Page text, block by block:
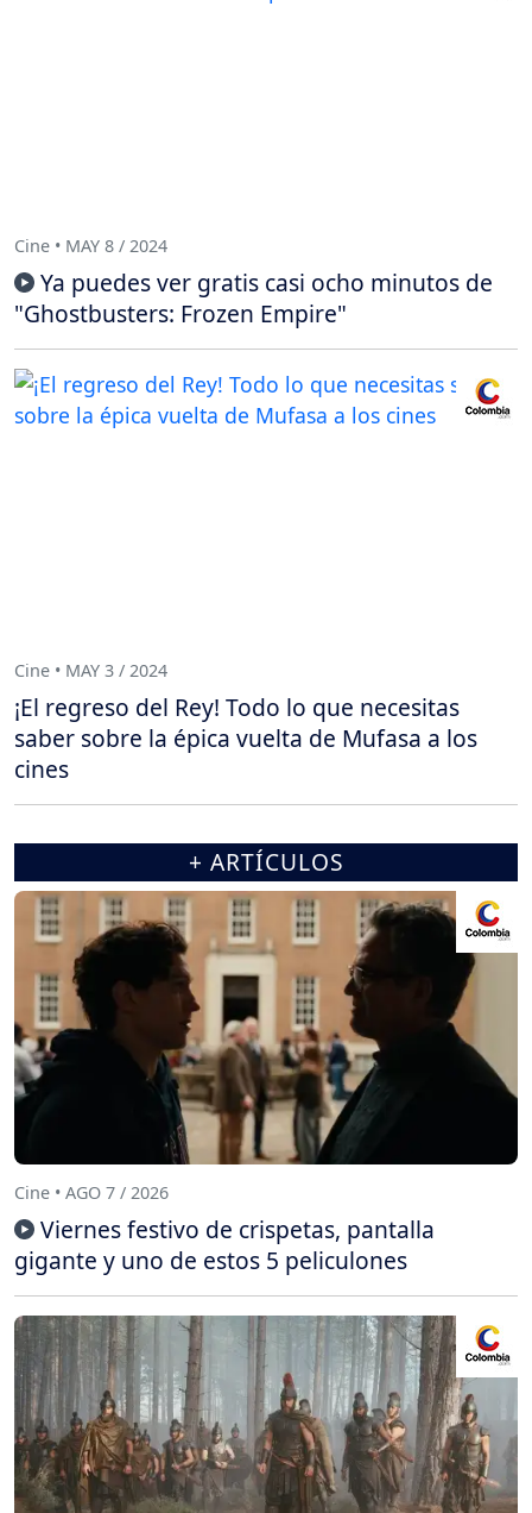
Cine • MAY 8 / 2024
Ya puedes ver gratis casi ocho minutos de
"Ghostbusters: Frozen Empire"
Cine • MAY 3 / 2024
¡El regreso del Rey! Todo lo que necesitas
saber sobre la épica vuelta de Mufasa a los
cines
+ ARTÍCULOS
Cine • AGO 7 / 2026
Viernes festivo de crispetas, pantalla
gigante y uno de estos 5 peliculones